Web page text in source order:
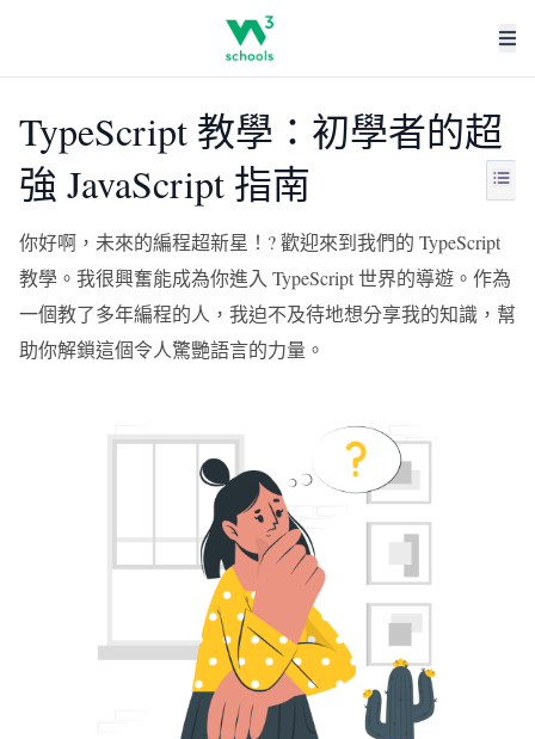
TypeScript 教學：初學者的超
強 JavaScript 指南
你好啊，未來的編程超新星！? 歡迎來到我們的 TypeScript
教學。我很興奮能成為你進入 TypeScript 世界的導遊。作為
一個教了多年編程的人，我迫不及待地想分享我的知識，幫
助你解鎖這個令人驚艷語言的力量。